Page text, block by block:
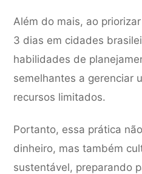
Além do mais, ao
3 dias em cidades
habilidades de
semelhantes a gerenciar
recursos limitados.
Portanto, essa prática
dinheiro, mas também
sustentável, preparando